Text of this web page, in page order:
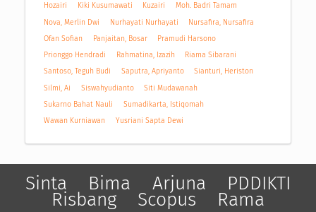
Hozairi
Kiki Kusumawati Kuzairi
Moh. Badri Tamam
Nova, Merlin Dwi
Nurhayati Nurhayati
Nursafira, Nursafira
Ofan Sofian
Panjaitan, Bosar
Pramudi Harsono
Prionggo Hendradi
Rahmatina, Izazih
Riama Sibarani
Santoso, Teguh Budi
Saputra, Apriyanto
Sianturi, Heriston
Silmi, Ai
Siswahyudianto
Siti Mudawanah
Sukarno Bahat Nauli
Sumadikarta, Istiqomah
Wawan Kurniawan
Yusriani Sapta Dewi
Sinta Bima Arjuna PDDIKTI
Risbang Scopus Rama